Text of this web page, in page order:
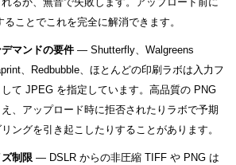
ことでこれを完全に解消できます。
マンドの要件 — Shutterfly、Walgreens
、Redbubble、ほとんどの印刷ラボは入力フ
して JPEG を指定しています。高品質の PNG
、アップロード時に拒否されたりラボで予期
ングを引き起こしたりすることがあります。
制限 — DSLR からの非圧縮 TIFF や PNG は